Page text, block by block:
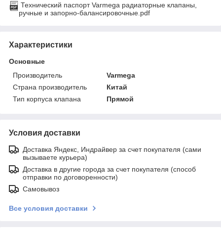
Технический паспорт Varmega радиаторные клапаны,
ручные и запорно-балансировочные.pdf
Характеристики
Основные
Производитель
Varmega
Страна производитель
Китай
Тип корпуса клапана
Прямой
Условия доставки
Доставка Яндекс, Индрайвер за счет покупателя (сами
вызываете курьера)
Доставка в другие города за счет покупателя (способ
отправки по договоренности)
Самовывоз
Все условия доставки